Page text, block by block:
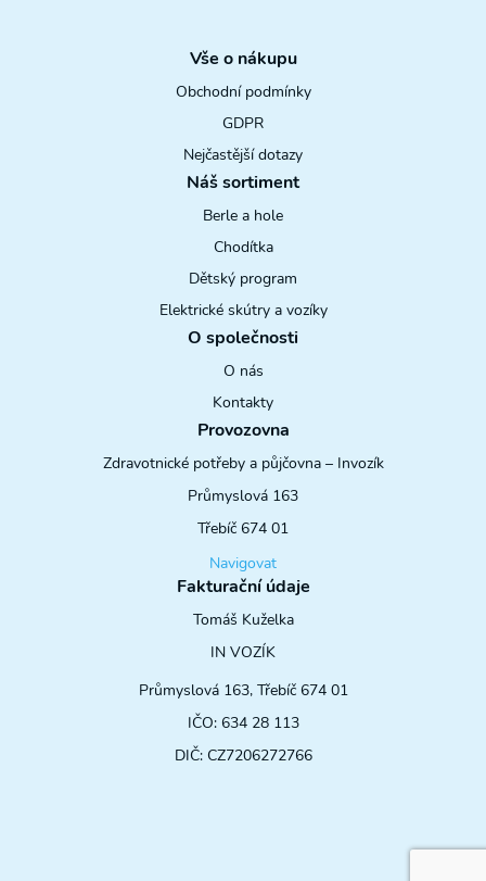
Vše o nákupu
Obchodní podmínky
GDPR
Nejčastější dotazy
Náš sortiment
Berle a hole
Chodítka
Dětský program
Elektrické skútry a vozíky
O společnosti
O nás
Kontakty
Provozovna
Zdravotnické potřeby a půjčovna – Invozík
Průmyslová 163
Třebíč 674 01
Navigovat
Fakturační údaje
Tomáš Kuželka
IN VOZÍK
Průmyslová 163, Třebíč 674 01
IČO: 634 28 113
DIČ: CZ7206272766